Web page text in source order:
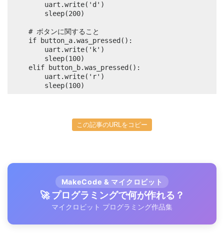
        uart.write('d')
        sleep(200)
    # ボタンに関すること
    if button_a.was_pressed():
        uart.write('k')
        sleep(100)
    elif button_b.was_pressed():
        uart.write('r')
        sleep(100)
この記事のURLをコピー
MakeCode & マイクロビット
🚀 プログラミングで何が作れる？
マイクロビット プログラミング作品集